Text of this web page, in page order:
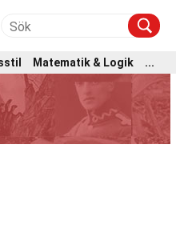
Matematik & Logik ...